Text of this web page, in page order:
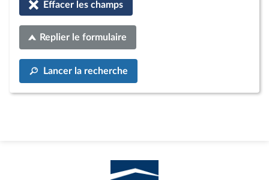
Effacer les champs
Replier le formulaire
Lancer la recherche